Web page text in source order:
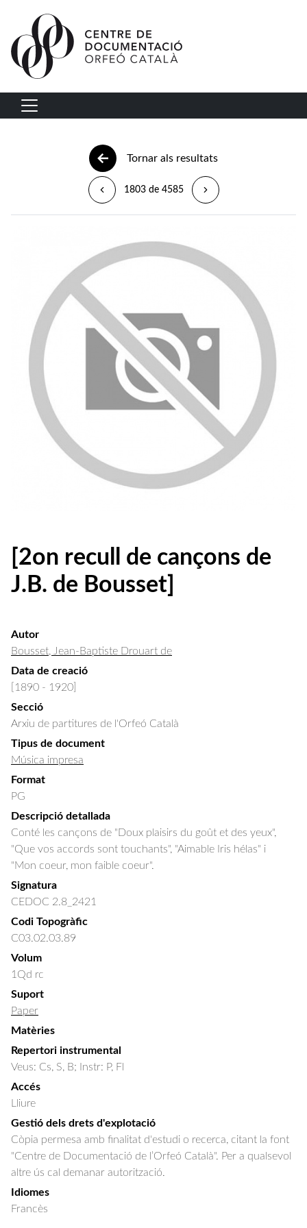
Vés al contingut
Navegació principal
Tornar als resultats
1803 de 4585
[2on recull de cançons de
J.B. de Bousset]
Autor
Bousset, Jean-Baptiste Drouart de
Data de creació
[1890 - 1920]
Secció
Arxiu de partitures de l'Orfeó Català
Tipus de document
Música impresa
Format
PG
Descripció detallada
Conté les cançons de "Doux plaisirs du goût et des yeux",
"Que vos accords sont touchants", "Aimable Iris hélas" i
"Mon coeur, mon faible coeur".
Signatura
CEDOC 2.8_2421
Codi Topogràfic
C03.02.03.89
Volum
1Qd rc
Suport
Paper
Matèries
Repertori instrumental
Veus: Cs, S, B; Instr: P, Fl
Accés
Lliure
Gestió dels drets d'explotació
Còpia permesa amb finalitat d'estudi o recerca, citant la font
"Centre de Documentació de l’Orfeó Català". Per a qualsevol
altre ús cal demanar autorització.
Idiomes
Francès